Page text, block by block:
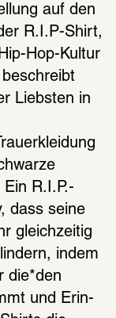
auf den
R.I.P-Shirt,
Hop-Kultur
Liebs­ten in
R.I.P.-
dass seine
gleich­zei­tig
indem
die*den
und Erin­